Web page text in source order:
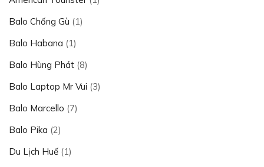
Balo Chống Gù (1)
Balo Habana (1)
Balo Hùng Phát (8)
Balo Laptop Mr Vui (3)
Balo Marcello (7)
Balo Pika (2)
Du Lịch Huế (1)